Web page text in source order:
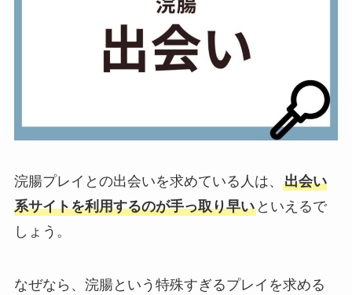
浣腸プレイとの出会いを求めている人は、 出会い
系サイトを利用するのが手っ取り早いといえるで
しょう。
なぜなら、浣腸という特殊すぎるプレイを求める